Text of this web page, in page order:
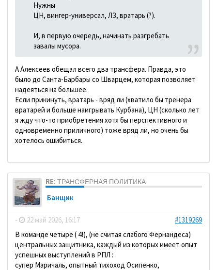
Нужны
ЦН, вингер-универсал, ЛЗ, вратарь (?).
И, в первую очередь, начинать разгребать
завалы мусора.
А Алексеев обещал всего два трансфера. Правда, это
было до Санта-Барбары со Шварцем, которая позволяет
надеяться на большее.
Если прикинуть, вратарь - вряд ли (хватило бы тренера
вратарей и больше наигрывать Курбана), ЦН (сколько лет
я жду что-то приобретения хотя бы перспективного и
одновременно приличного) тоже вряд ли, но очень бы
хотелось ошибиться.
RE: ТРАНСФЕРНАЯ ПОЛИТИКА
Банщик
- 22 май 2026, 16:17
#1319269
В команде четыре ( 4!), (не считая слабого Фернандеса)
центральных защитника, каждый из которых имеет опыт
успешных выступлений в РПЛ :
супер Маричаль, опытный тихоход Осипенко,